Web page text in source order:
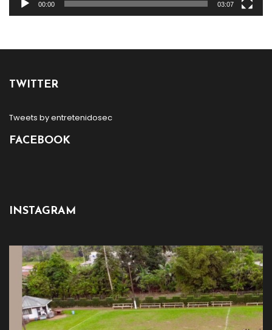
00:00 03:07
TWITTER
Tweets by entretenidosec
FACEBOOK
INSTAGRAM